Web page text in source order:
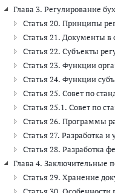
Глава 3. Регулирование
Статья 20. Принципы
Статья 21. Документы в
Статья 22. Субъекты
Статья 23. Функции
Статья 24. Функции
Статья 25. Совет по
Статья 25.1. Совет по
Статья 26. Программы
Статья 27. Разработка
Статья 28. Разработка
Глава 4. Заключительные
Статья 29. Хранение